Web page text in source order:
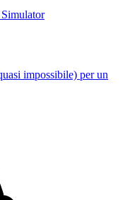
CAB Simulator
impossibile) per un